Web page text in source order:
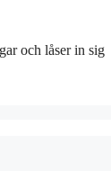
och låser in sig